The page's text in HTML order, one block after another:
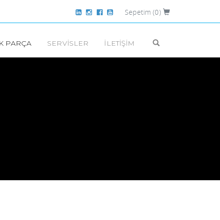
Sepetim(0)
PARÇA SERVISLER İLETIŞIM